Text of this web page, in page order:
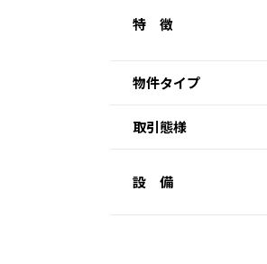
特 徴
物件タイプ
取引態様
設 備